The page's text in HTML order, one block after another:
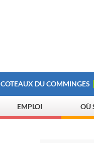
DU COMMINGES
EMPLOI OÙ